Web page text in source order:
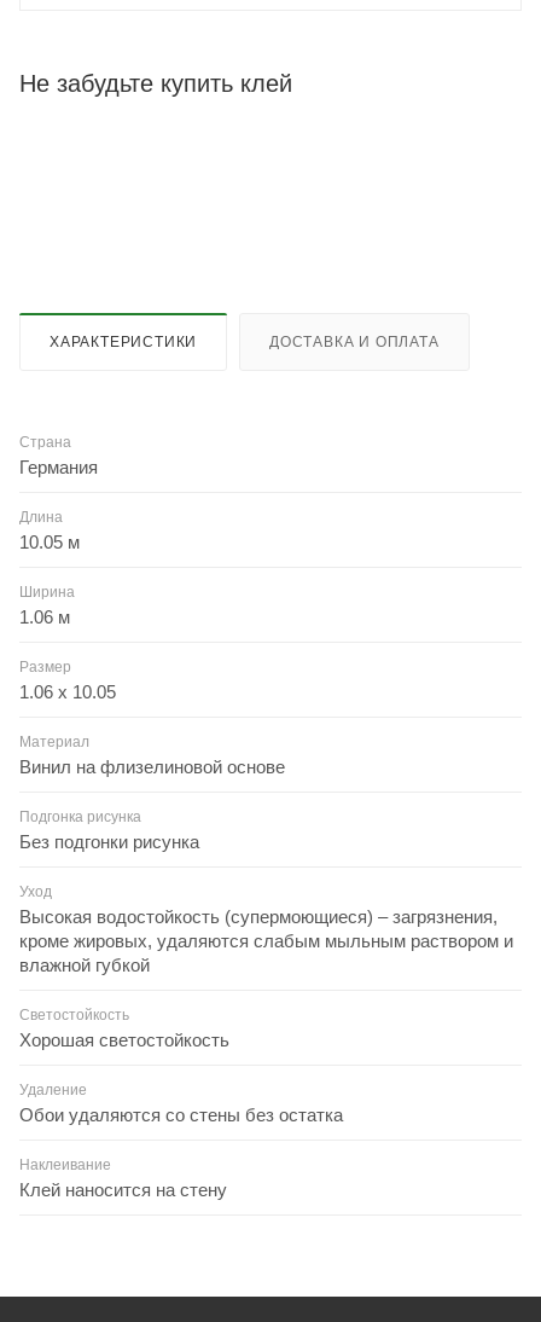
Не забудьте купить клей
ХАРАКТЕРИСТИКИ ДОСТАВКА И ОПЛАТА
Страна
Германия
Длина
10.05 м
Ширина
1.06 м
Размер
1.06 x 10.05
Материал
Винил на флизелиновой основе
Подгонка рисунка
Без подгонки рисунка
Уход
Высокая водостойкость (супермоющиеся) – загрязнения,
кроме жировых, удаляются слабым мыльным раствором и
влажной губкой
Светостойкость
Хорошая светостойкость
Удаление
Обои удаляются со стены без остатка
Наклеивание
Клей наносится на стену